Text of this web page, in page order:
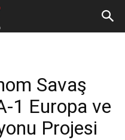
Savaş
1 Europa ve
Projesi